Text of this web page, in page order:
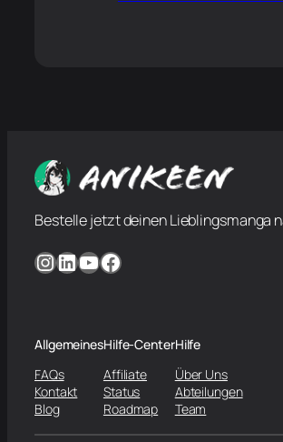
Bestelle jetzt deinen Lieblingsmanga
InstagramLinkedIn YouTube Facebook
Allgemeines
FAQs
Kontakt
Blog
Hilfe-Center
Affiliate
Status
Roadmap
Hilfe
Über Uns
Abteilungen
Team